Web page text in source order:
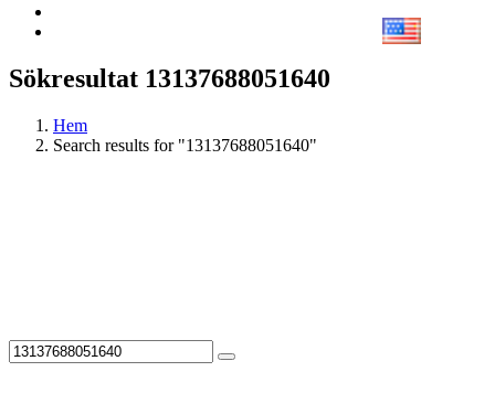
Sökresultat 13137688051640
Hem
Search results for "13137688051640"